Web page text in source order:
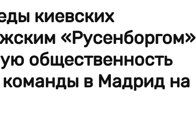
киевских
«Русенборгом»
общественность
в Мадрид на